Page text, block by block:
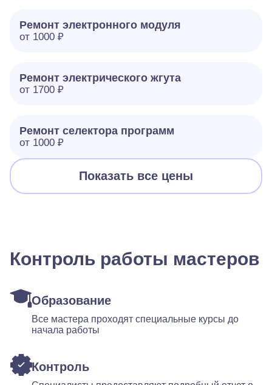
Ремонт электронного модуля
от 1000 ₽
Ремонт электрического жгута
от 1700 ₽
Ремонт селектора программ
от 1000 ₽
Показать все цены
Контроль работы мастеров
Образование
Все мастера проходят специальные курсы до
начала работы
Контроль